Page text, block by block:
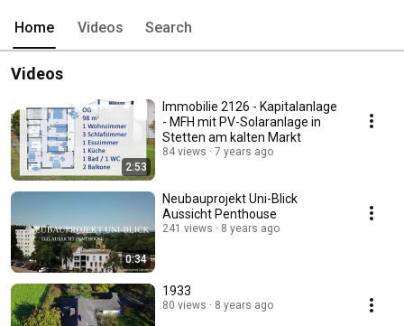
Home Videos Search
Videos
2:53
Immobilie 2126 - Kapitalanlage
- MFH mit PV-Solaranlage in
Stetten am kalten Markt
84 views 7 years ago
0:34
Neubauprojekt Uni-Blick
Aussicht Penthouse
241 views 8 years ago
1933
80 views 8 years ago